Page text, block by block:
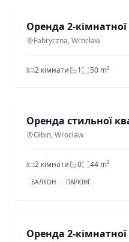
Fabryczna, Wrocław
2 кімнати 1 50 m²
Ołbin, Wrocław
2 кімнати 0 44 m²
БАЛКОН ПАРКІНГ